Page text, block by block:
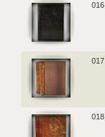
016
017
018